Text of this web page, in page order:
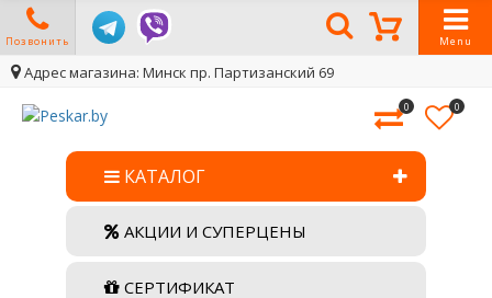
Позвонить Menu
Адрес магазина: Минск пр. Партизанский 69
0 0
КАТАЛОГ
АКЦИИ И СУПЕРЦЕНЫ
СЕРТИФИКАТ